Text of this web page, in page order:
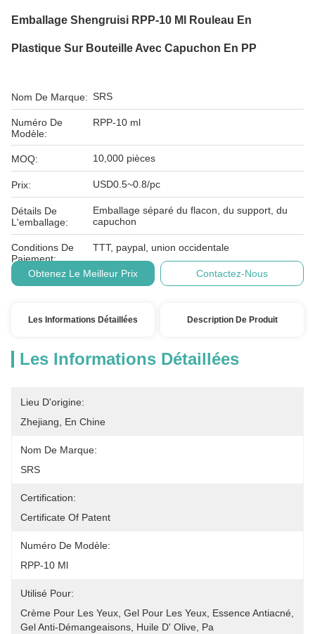
Emballage Shengruisi RPP-10 Ml Rouleau En
Plastique Sur Bouteille Avec Capuchon En PP
Nom De Marque: SRS
Numéro De
Modèle:
RPP-10 ml
MOQ: 10,000 pièces
Prix: USD0.5~0.8/pc
Détails De
L'emballage:
Emballage séparé du flacon, du support, du
capuchon
Conditions De
Paiement:
TTT, paypal, union occidentale
Obtenez Le Meilleur Prix Contactez-Nous
Les Informations Détaillées Description De Produit
Les Informations Détaillées
Lieu D'origine:
Zhejiang, En Chine
Nom De Marque:
SRS
Certification:
Certificate Of Patent
Numéro De Modèle:
RPP-10 Ml
Utilisé Pour:
Crème Pour Les Yeux, Gel Pour Les Yeux, Essence Antiacné,
Gel Anti-Démangeaisons, Huile D' Olive, Pa